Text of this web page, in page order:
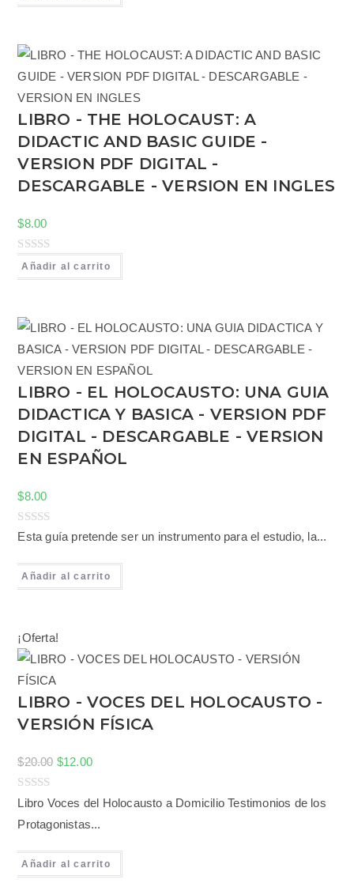
a
o
a
d
o
c
o
n
d
5
LIBRO - THE HOLOCAUST: A
DIDACTIC AND BASIC GUIDE -
VERSION PDF DIGITAL -
DESCARGABLE - VERSION EN INGLES
$8.00
V
a
o
a
d
o
c
o
n
d
Añadir al carrito
LIBRO - EL HOLOCAUSTO: UNA GUIA
DIDACTICA Y BASICA - VERSION PDF
DIGITAL - DESCARGABLE - VERSION
EN ESPAÑOL
$8.00
V
o
d
c
o
n
d
e
5
Esta guía pretende ser un instrumento para el estudio, la...
Añadir al carrito
¡Oferta!
LIBRO - VOCES DEL HOLOCAUSTO -
VERSIÓN FÍSICA
$20.00 $12.00
V
a
o
r
Libro Voces del Holocausto a Domicilio Testimonios de los
Protagonistas...
Añadir al carrito